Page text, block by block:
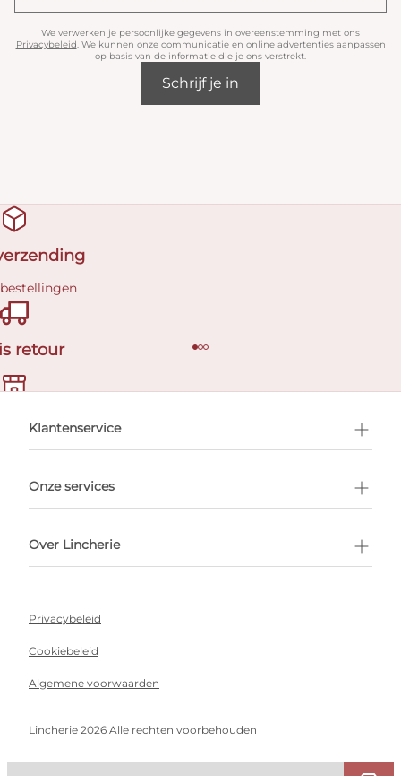
We verwerken je persoonlijke gegevens in overeenstemming met ons
Privacybeleid. We kunnen onze communicatie en online advertenties aanpassen
op basis van de informatie die je ons verstrekt.
Schrijf je in
retour
afspraak
Klantenservice
Onze services
Over Lincherie
Privacybeleid
Cookiebeleid
Algemene voorwaarden
Lincherie 2026 Alle rechten voorbehouden